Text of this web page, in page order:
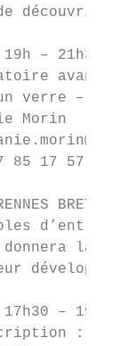
découvrir
– 21h30
avant
verre –
Morin
85 17 57 93
la
–
: